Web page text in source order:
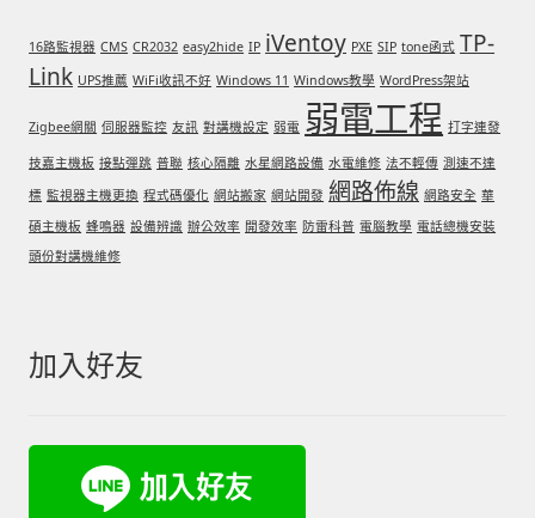
16路監視器 CMS CR2032 easy2hide IP iVentoy PXE SIP tone函式 TP-
Link UPS推薦 WiFi收訊不好 Windows 11 Windows教學 WordPress架站
Zigbee網關 伺服器監控 友訊 對講機設定 弱電 弱電工程 打字連發
技嘉主機板 接點彈跳 普聯 核心隔離 水星網路設備 水電維修 法不輕傳 測速不達
標 監視器主機更換 程式碼優化 網站搬家 網站開發 網路佈線 網路安全 華
碩主機板 蜂鳴器 設備辨識 辦公效率 開發效率 防雷科普 電腦教學 電話總機安裝
頭份對講機維修
加入好友